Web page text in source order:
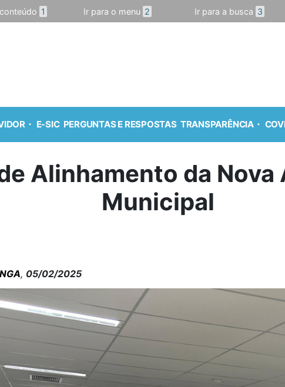
1 Ir para o menu 2 Ir para a busca 3
E-SIC PERGUNTAS E RESPOSTAS TRANSPARÊNCIA
Alinhamento da
Municipal
, 05/02/2025